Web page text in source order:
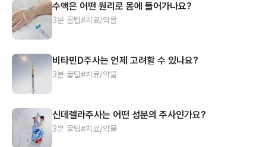
수액은 어떤 원리로 몸에 들어가나요?
3분 꿀팁#치료/약물
비타민D주사는 언제 고려할 수 있나요?
3분 꿀팁#치료/약물
신데렐라주사는 어떤 성분의 주사인가요?
3분 꿀팁#치료/약물